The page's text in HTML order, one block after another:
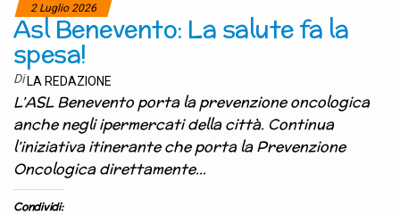
2 Luglio 2026
Asl Benevento: La salute fa la
spesa!
Di LA REDAZIONE
L’ASL Benevento porta la prevenzione oncologica
anche negli ipermercati della città. Continua
l’iniziativa itinerante che porta la Prevenzione
Oncologica direttamente…
Condividi: